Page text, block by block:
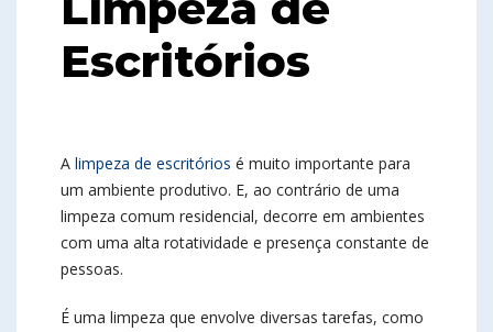
Escritórios
A limpeza de escritórios é muito importante para
um ambiente produtivo. E, ao contrário de uma
limpeza comum residencial, decorre em ambientes
com uma alta rotatividade e presença constante de
pessoas.
É uma limpeza que envolve diversas tarefas, como